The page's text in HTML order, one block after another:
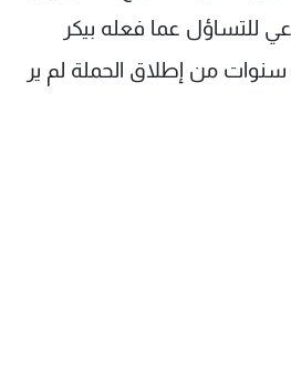
للتساؤل عما فعله بيكر
بالمال، لأنه بعد مرور 3 سنوات من إطلاق الحملة لم ير